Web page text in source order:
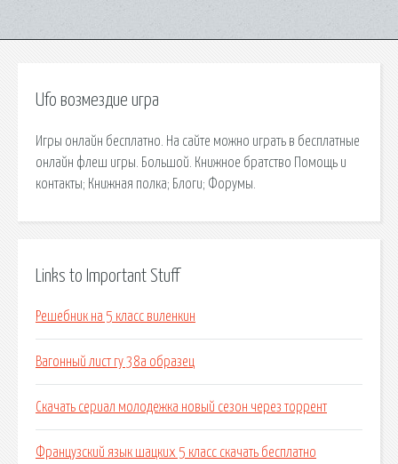
Ufo возмездие игра
Игры онлайн бесплатно. На сайте можно играть в бесплатные
онлайн флеш игры. Большой. Книжное братство Помощь и
контакты; Книжная полка; Блоги; Форумы.
Links to Important Stuff
Решебник на 5 класс виленкин
Вагонный лист гу 38а образец
Скачать сериал молодежка новый сезон через торрент
Французский язык шацких 5 класс скачать бесплатно